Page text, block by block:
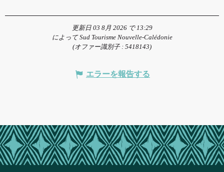
更新日 03 8月 2026 で 13:29
によって Sud Tourisme Nouvelle-Calédonie
(オファー識別子 : 5418143)
エラーを報告する